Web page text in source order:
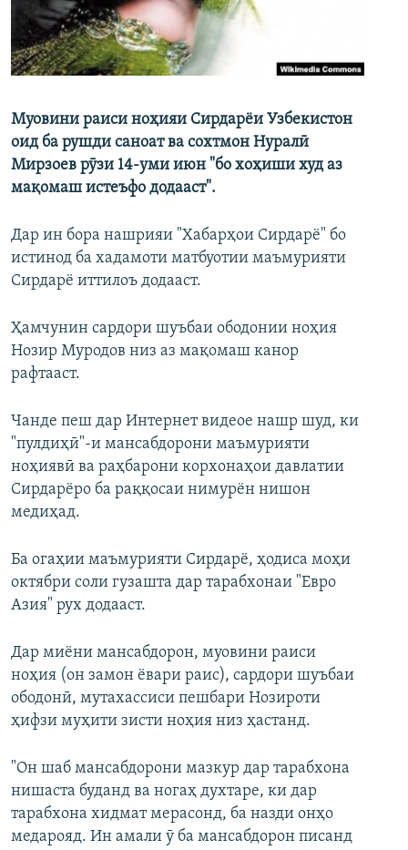
ГУЗОРИШҲОИ РАДИОӢ
Русский
Муовини раиси ноҳияи Сирдарёи Узбекистон
оид ба рушди саноат ва сохтмон Нуралӣ
Мирзоев рӯзи 14-уми июн "бо хоҳиши худ аз
мақомаш истеъфо додааст".
Дар ин бора нашрияи "Хабарҳои Сирдарё" бо
истинод ба хадамоти матбуотии маъмурияти
Сирдарё иттилоъ додааст.
Ҳамчунин сардори шуъбаи ободонии ноҳия
Нозир Муродов низ аз мақомаш канор
рафтааст.
Чанде пеш дар Интернет видеое нашр шуд, ки
"пулдиҳӣ"-и мансабдорони маъмурияти
ноҳиявӣ ва раҳбарони корхонаҳои давлатии
Сирдарёро ба раққосаи нимурён нишон
медиҳад.
Ба огаҳии маъмурияти Сирдарё, ҳодиса моҳи
октябри соли гузашта дар тарабхонаи "Евро
Азия" рух додааст.
Дар миёни мансабдорон, муовини раиси
ноҳия (он замон ёвари раис), сардори шуъбаи
ободонӣ, мутахассиси пешбари Нозироти
ҳифзи муҳити зисти ноҳия низ ҳастанд.
"Он шаб мансабдорони мазкур дар тарабхона
нишаста буданд ва ногаҳ духтаре, ки дар
тарабхона хидмат мерасонд, ба назди онҳо
медарояд. Ин амали ӯ ба мансабдорон писанд